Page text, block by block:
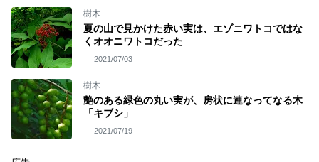
樹木
夏の山で見かけた赤い実は、エゾニワトコではな
くオオニワトコだった
2021/07/03
樹木
艶のある緑色の丸い実が、房状に連なってなる木
「キブシ」
2021/07/19